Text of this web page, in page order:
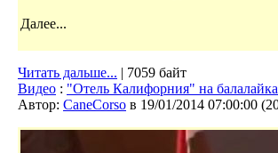
Далее...
Читать дальше... | 7059 байт
Видео : "Отель Калифорния" на
Автор: CaneCorso в 19/01/2014 07:00:00 (